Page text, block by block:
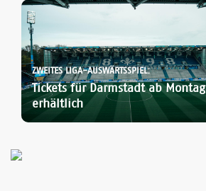
ZWEITES LIGA-AUSWÄRTSSPIEL:
Tickets für Darmstadt ab Montag
erhältlich